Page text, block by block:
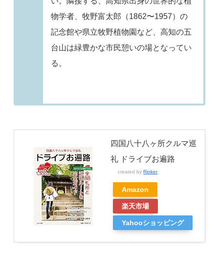
物学者、牧野富太郎（1862〜1957）の
記念館や県立牧野植物園など、高知の五
台山は緑豊かな市民憩いの場となってい
る。
四国八十八ヶ所クルマ巡
礼 ドライブお遍路
created byRinker
Amazon
楽天市場
Yahooショッピング